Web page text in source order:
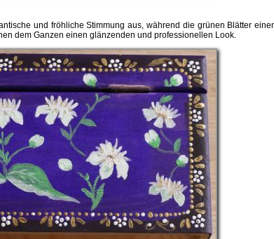
und fröhliche Stimmung aus, während die grünen Blätter
dem Ganzen einen glänzenden und professionellen Look.